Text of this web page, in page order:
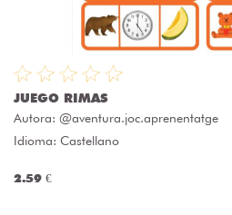
JUEGO RIMAS
Autora: @aventura.joc.aprenentatge
Idioma: Castellano
2.59 €